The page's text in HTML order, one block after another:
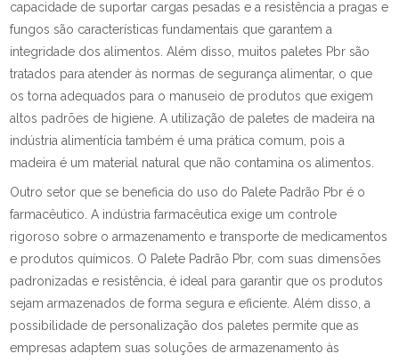
capacidade de suportar cargas pesadas e a resistência a pragas e
fungos são características fundamentais que garantem a
integridade dos alimentos. Além disso, muitos paletes Pbr são
tratados para atender às normas de segurança alimentar, o que
os torna adequados para o manuseio de produtos que exigem
altos padrões de higiene. A utilização de paletes de madeira na
indústria alimentícia também é uma prática comum, pois a
madeira é um material natural que não contamina os alimentos.
Outro setor que se beneficia do uso do Palete Padrão Pbr é o
farmacêutico. A indústria farmacêutica exige um controle
rigoroso sobre o armazenamento e transporte de medicamentos
e produtos químicos. O Palete Padrão Pbr, com suas dimensões
padronizadas e resistência, é ideal para garantir que os produtos
sejam armazenados de forma segura e eficiente. Além disso, a
possibilidade de personalização dos paletes permite que as
empresas adaptem suas soluções de armazenamento às